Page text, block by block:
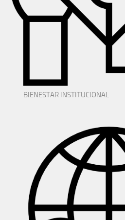
BIENESTAR INSTITUCIONAL